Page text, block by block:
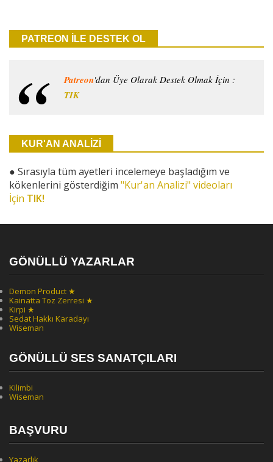
PATREON İLE DESTEK OL
Patreon'dan Üye Olarak Destek Olmak İçin :
TIK
KUR'AN ANALİZİ
● Sırasıyla tüm ayetleri incelemeye başladığım ve
kökenlerini gösterdiğim "Kur'an Analizi" videoları
İçin TIK!
GÖNÜLLÜ YAZARLAR
Demon Product ★
Kainatta Toz Zerresi ★
Kirpi ★
Sedat Hakkı Karadayı
Wiseman
GÖNÜLLÜ SES SANATÇILARI
Kilimbi
Wiseman
BAŞVURU
Yazarlık